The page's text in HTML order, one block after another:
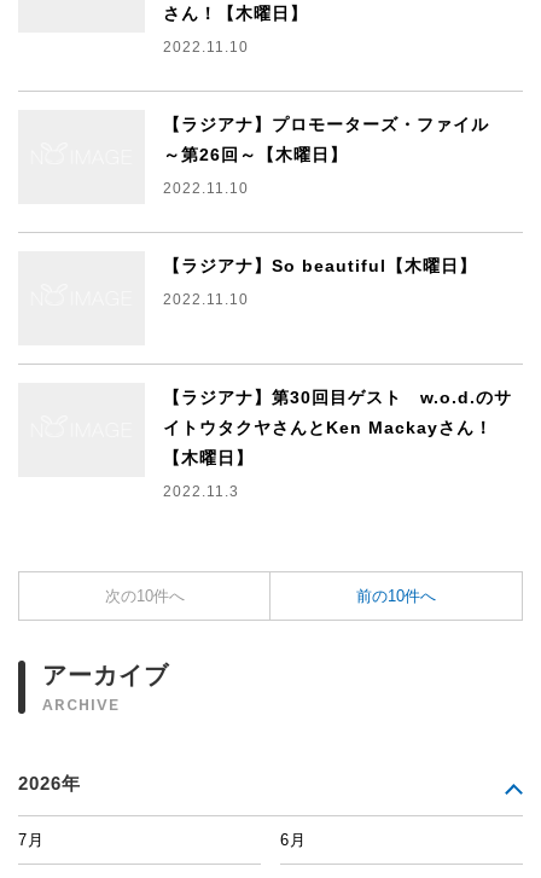
さん！【木曜日】
2022.11.10
【ラジアナ】プロモーターズ・ファイル
～第26回～【木曜日】
2022.11.10
【ラジアナ】So beautiful【木曜日】
2022.11.10
【ラジアナ】第30回目ゲスト w.o.d.のサ
イトウタクヤさんとKen Mackayさん！
【木曜日】
2022.11.3
次の10件へ 前の10件へ
アーカイブ
ARCHIVE
2026年
7月 6月